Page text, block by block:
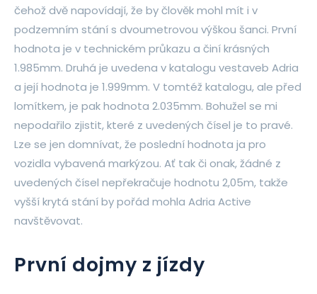
čehož dvě napovídají, že by člověk mohl mít i v
podzemním stání s dvoumetrovou výškou šanci. První
hodnota je v technickém průkazu a činí krásných
1.985mm. Druhá je uvedena v katalogu vestaveb Adria
a její hodnota je 1.999mm. V tomtéž katalogu, ale před
lomítkem, je pak hodnota 2.035mm. Bohužel se mi
nepodařilo zjistit, které z uvedených čísel je to pravé.
Lze se jen domnívat, že poslední hodnota ja pro
vozidla vybavená markýzou. Ať tak či onak, žádné z
uvedených čísel nepřekračuje hodnotu 2,05m, takže
vyšší krytá stání by pořád mohla Adria Active
navštěvovat.
První dojmy z jízdy